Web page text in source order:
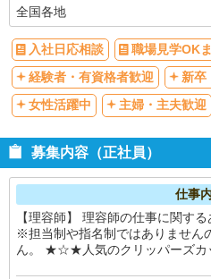
全国各地
入社日応相談
職場見学OK
経験者・有資格者歓迎
新卒
女性活躍中
主婦・主夫歓迎
募集内容（正社員）
仕事
【理容師】 理容師の仕事に関す
※担当制や指名制ではありません
ん。 ★☆★人気のクリッパーズカ